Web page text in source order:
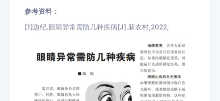
参考资料：
[1]边纪.眼睛异常需防几种疾病[J].新农村,2022,